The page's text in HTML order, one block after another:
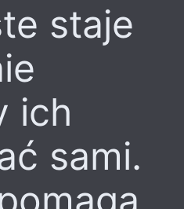
staje
ich
sami.